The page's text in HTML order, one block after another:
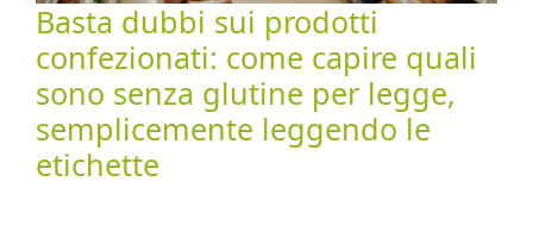
Basta dubbi sui prodotti
confezionati: come capire quali
sono senza glutine per legge,
semplicemente leggendo le
etichette